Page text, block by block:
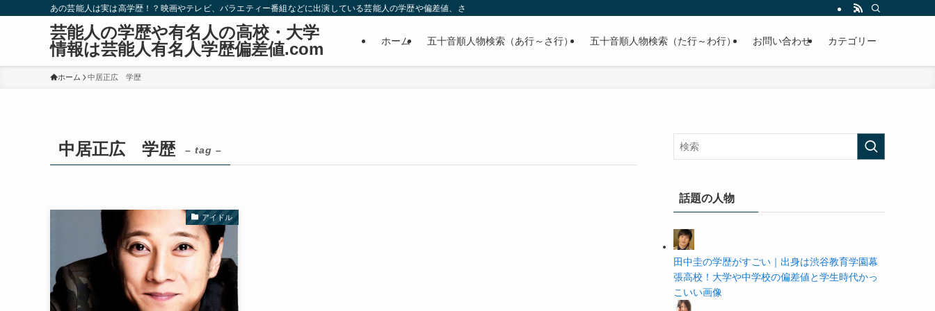
あの芸能人は実は高学歴！？映画やテレビ、バラエティー番組などに出演している芸能人の学歴や偏差値、さらに政治家やスポーツ選手などの有名人の学歴や高校・大学の偏差値まで紹介していきます。
芸能人の学歴や有名人の高校・大学
情報は芸能人有名人学歴偏差値.com
ホーム 五十音順人物検索（あ行～さ行） 五十音順人物検索（た行～わ行） お問い合わせ カテゴリー
ホーム 中居正広 学歴
中居正広 学歴 – tag –
アイドル
話題の人物
田中圭の学歴がすごい｜出身は渋谷教育学園幕
張高校！大学や中学校の偏差値と学生時代かっ
こいい画像